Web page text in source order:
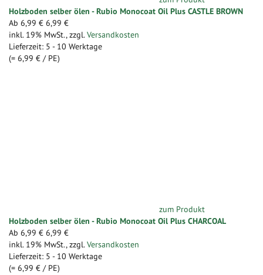
Holzboden selber ölen - Rubio Monocoat Oil Plus CASTLE BROWN
Ab 6,99 € 6,99 €
inkl. 19% MwSt., zzgl. Versandkosten
Lieferzeit: 5 - 10 Werktage
(= 6,99 € / PE)
zum Produkt
Holzboden selber ölen - Rubio Monocoat Oil Plus CHARCOAL
Ab 6,99 € 6,99 €
inkl. 19% MwSt., zzgl. Versandkosten
Lieferzeit: 5 - 10 Werktage
(= 6,99 € / PE)